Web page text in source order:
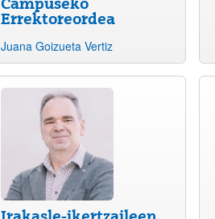
Errektoreordea
Juana Goizueta Vertiz